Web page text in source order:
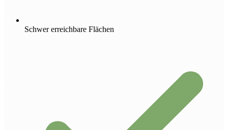
Schwer erreichbare Flächen